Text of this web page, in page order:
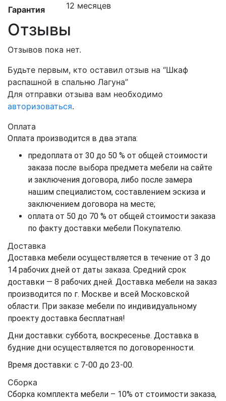
Гарантия 12 месяцев
Отзывы
Отзывов пока нет.
Будьте первым, кто оставил отзыв на “Шкаф
распашной в спальню Лагуна”
Для отправки отзыва вам необходимо
авторизоваться.
Оплата
Оплата производится в два этапа:
предоплата от 30 до 50 % от общей стоимости
заказа после выбора предмета мебели на сайте
и заключения договора, либо после замера
нашим специалистом, составлением эскиза и
заключением договора на месте;
оплата от 50 до 70 % от общей стоимости заказа
по факту доставки мебели Покупателю.
Доставка
Доставка мебели осуществляется в течение от 3 до
14 рабочих дней от даты заказа. Средний срок
доставки — 8 рабочих дней. Доставка мебели на заказ
производится по г. Москве и всей Московской
области. При заказе мебели по индивидуальному
проекту доставка бесплатная!
Дни доставки: суббота, воскресенье. Доставка в
будние дни осуществляется по договоренности.
Время доставки: с 7-00 до 23-00.
Сборка
Сборка комплекта мебели – 10% от стоимости заказа,